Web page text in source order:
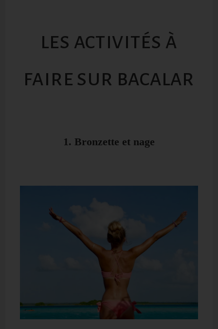
LES ACTIVITÉS À
FAIRE SUR BACALAR
1. Bronzette et nage